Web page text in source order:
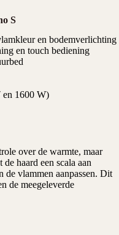
S
en bodemverlichting
en touch bediening
en 1600 W)
over de warmte, maar
haard een scala aan
de vlammen aanpassen. Dit
de meegeleverde